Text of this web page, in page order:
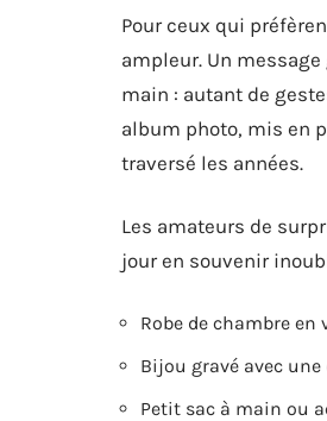
Pour ceux qui
ampleur. Un
main : autant de
album photo, mis en
traversé les années.
Les amateurs de
jour en souvenir
Robe de chambre
Bijou gravé avec
Petit sac à main ou